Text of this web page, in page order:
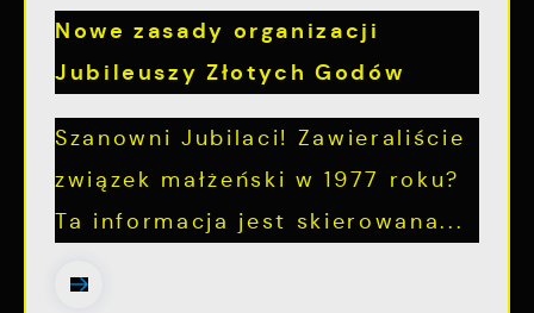
Nowe zasady organizacji
Jubileuszy Złotych Godów
Szanowni Jubilaci! Zawieraliście
związek małżeński w 1977 roku?
Ta informacja jest skierowana...